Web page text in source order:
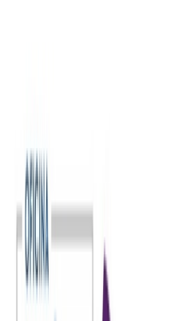
digitalización, además de
materia de transformación
Se trata de un servicio
telemático, según tus
permitirá acceder a información
para conseguir el kit digital, así
innovación para mejorar tu
Te recordamos que la
autónomos, con el respaldo de